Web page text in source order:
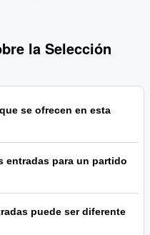
la Selección
se ofrecen en esta
un mercado que
y respaldamos
con nuestra
que todas las
Para obtener
entradas para un partido
móviles. El método de
se indicará
puede ser diferente